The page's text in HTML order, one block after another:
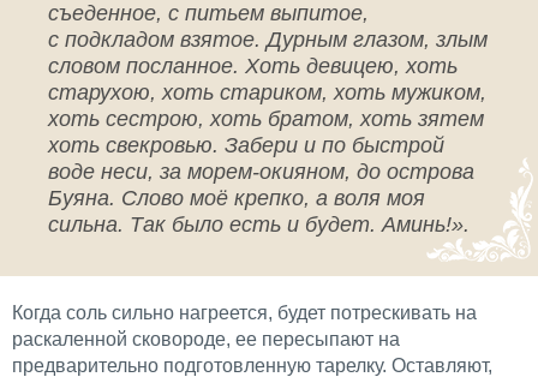
съеденное, с питьем выпитое,
с подкладом взятое. Дурным глазом, злым
словом посланное. Хоть девицею, хоть
старухою, хоть стариком, хоть мужиком,
хоть сестрою, хоть братом, хоть зятем
хоть свекровью. Забери и по быстрой
воде неси, за морем-окияном, до острова
Буяна. Слово моё крепко, а воля моя
сильна. Так было есть и будет. Аминь!».
Когда соль сильно нагреется, будет потрескивать на
раскаленной сковороде, ее пересыпают на
предварительно подготовленную тарелку. Оставляют,